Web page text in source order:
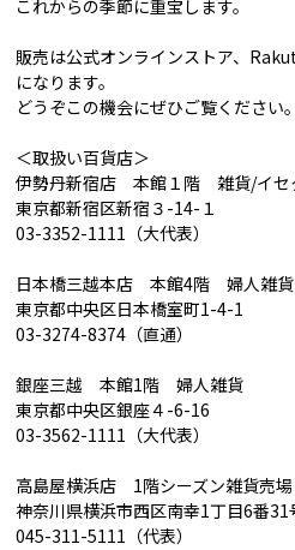
これからの季節に重宝します。
販売は公式オンラインストア、
になります。
どうぞこの機会にぜひご覧ください。
＜取扱い百貨店＞
伊勢丹新宿店 本館１階 雑貨/イセ
東京都新宿区新宿３-14-１
03-3352-1111（大代表）
日本橋三越本店 本館4階 婦人雑貨
東京都中央区日本橋室町1-4-1
03-3274-8374（直通）
銀座三越 本館1階 婦人雑貨
東京都中央区銀座４-6-16
03-3562-1111（大代表）
高島屋横浜店 1階シーズン雑貨売場
神奈川県横浜市西区南幸1丁目6番31
045-311-5111（代表）